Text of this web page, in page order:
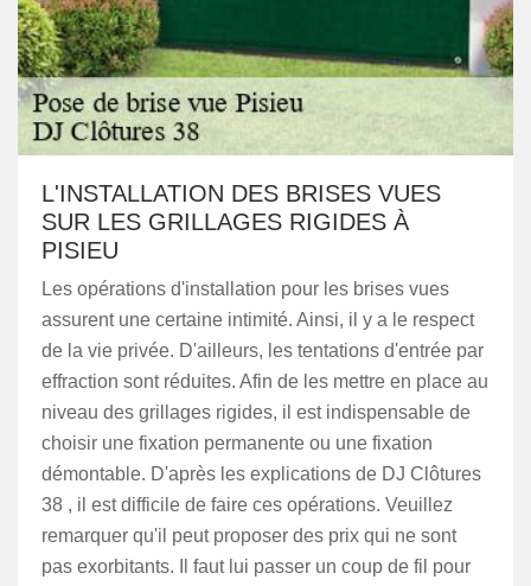
L'INSTALLATION DES BRISES VUES
SUR LES GRILLAGES RIGIDES À
PISIEU
Les opérations d'installation pour les brises vues
assurent une certaine intimité. Ainsi, il y a le respect
de la vie privée. D'ailleurs, les tentations d'entrée par
effraction sont réduites. Afin de les mettre en place au
niveau des grillages rigides, il est indispensable de
choisir une fixation permanente ou une fixation
démontable. D'après les explications de DJ Clôtures
38 , il est difficile de faire ces opérations. Veuillez
remarquer qu'il peut proposer des prix qui ne sont
pas exorbitants. Il faut lui passer un coup de fil pour